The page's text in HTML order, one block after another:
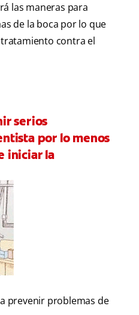
las maneras para
de la boca por lo que
contra el
serios
por lo menos
iniciar la
prevenir problemas de